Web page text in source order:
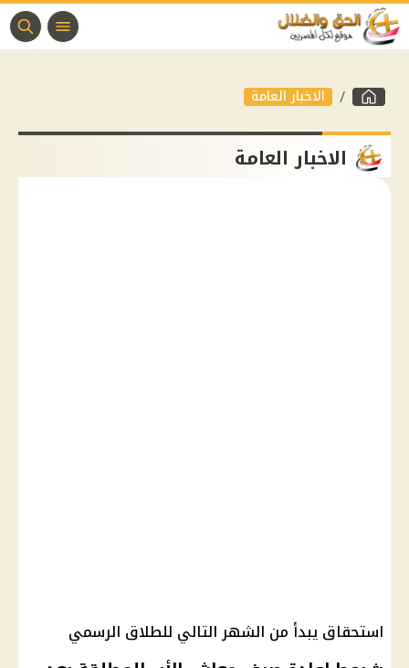
الاخبار العامة
الاخبار العامة
استحقاق يبدأ من الشهر التالي للطلاق الرسمي